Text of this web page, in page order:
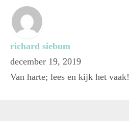
richard siebum
december 19, 2019
Van harte; lees en kijk het vaak!